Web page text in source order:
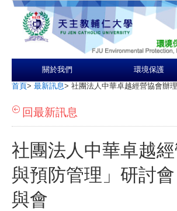
關於我們 環境保護
首頁> 最新訊息> 社團法人中華卓越經營協會辦
回最新訊息
社團法人中華卓越
與預防管理」研討
與會